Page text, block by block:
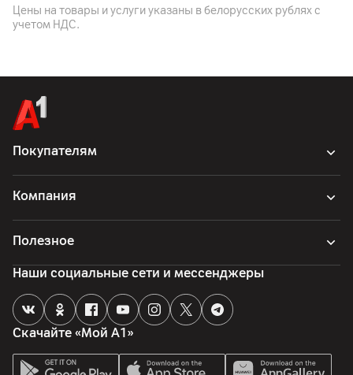
ZHONGSHAN SILK IMP. EXP. GROUPCO., LT, Китай , Guangzhou ,
No.245 Huanshi Dadao Xi, Nansha district
кабель, основное устройство, чехол, комплектные
Страна производитель
Китай
Цены на товары и услуги указаны в белорусских рублях с
учетом НДС.
Покупателям
Компания
Полезное
Скачайте «Мой А1»
Наши социальные сети и мессенджеры